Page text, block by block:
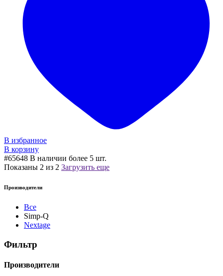
В избранное
В корзину
#65648 В наличии более 5 шт.
Показаны 2 из 2 Загрузить еще
Производители
Все
Simp-Q
Nextage
Фильтр
Производители